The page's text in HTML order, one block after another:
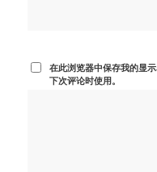
在此浏览器中保存我的显
下次评论时使用。